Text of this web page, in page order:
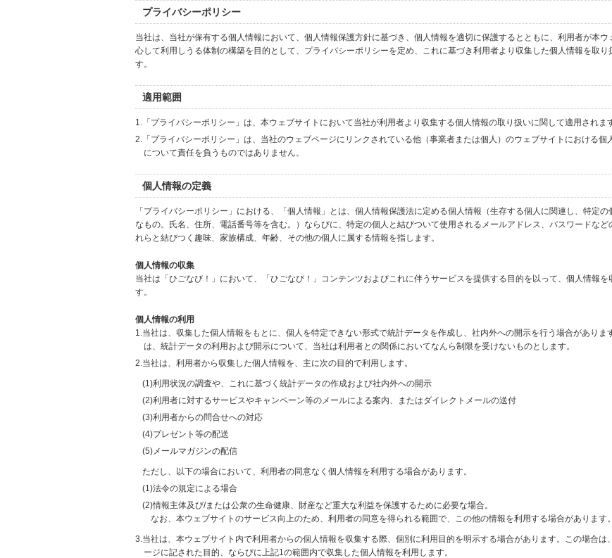
プライバシーポリシー
当社は、当社が保有する個人情報において、個人情報保護方針に基づき、個人情報を適切に保護するとともに、利用者が本ウ
心して利用しうる体制の構築を目的として、プライバシーポリシーを定め、これに基づき利用者より収集した個人情報を取り
す。
適用範囲
1.「プライバシーポリシー」は、本ウェブサイトにおいて当社が利用者より収集する個人情報の取り扱いに関して適用されま
2.「プライバシーポリシー」は、当社のウェブページにリンクされている他（事業者または個人）のウェブサイトにおける個
について責任を負うものではありません。
個人情報の定義
「プライバシーポリシー」における、「個人情報」とは、個人情報保護法に定める個人情報（生存する個人に関連し、特定の
なもの。氏名、住所、電話番号等を含む。）ならびに、特定の個人と結びついて使用されるメールアドレス、パスワードなど
れらと結びつく趣味、家族構成、年齢、その他の個人に属する情報を指します。
個人情報の収集
当社は「ひごなび！」において、「ひごなび！」コンテンツおよびこれに伴うサービスを提供する目的を以って、個人情報を
す。
個人情報の利用
1.当社は、収集した個人情報をもとに、個人を特定できない形式で統計データを作成し、社内外への開示を行う場合がありま
は、統計データの利用および開示について、当社は利用者との関係においてなんら制限を受けないものとします。
2.当社は、利用者から収集した個人情報を、主に次の目的で利用します。
(1)利用状況の調査や、これに基づく統計データの作成および社内外への開示
(2)利用者に対するサービスやキャンペーン等のメールによる案内、またはダイレクトメールの送付
(3)利用者からの問合せへの対応
(4)プレゼント等の配送
(5)メールマガジンの配信
ただし、以下の場合において、利用者の同意なく個人情報を利用する場合があります。
(1)法令の規定による場合
(2)情報主体及び/または公衆の生命健康、財産など重大な利益を保護するために必要な場合。
なお、本ウェブサイトのサービス向上のため、利用者の同意を得られる範囲で、この他の情報を利用する場合があります。
3.当社は、本ウェブサイト内で利用者からの個人情報を収集する際、個別に利用目的を明示する場合があります。この場合は
ージに記された目的、ならびに上記1の範囲内で収集した個人情報を利用します。